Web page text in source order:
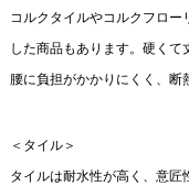
コルクタイルやコルクフロ
した商品もあります。硬く
腰に負担がかかりにくく、断
＜タイル＞
タイルは耐水性が高く、意